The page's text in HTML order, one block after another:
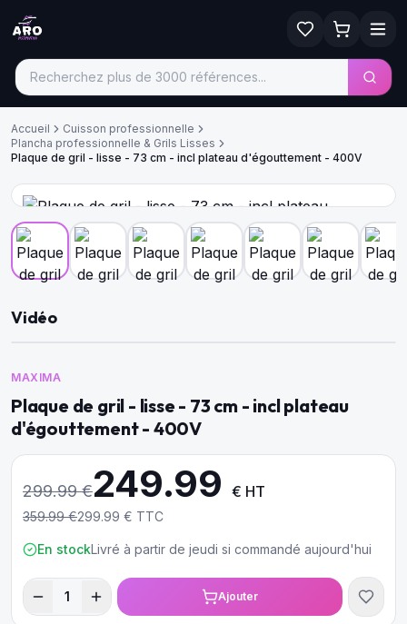
Accueil
Cuisson professionnelle
Plancha professionnelle & Grils Lisses
Plaque de gril - lisse - 73 cm - incl plateau d'égouttement - 400V
Vidéo
MAXIMA
Plaque de gril - lisse - 73 cm - incl plateau
d'égouttement - 400V
299.99€249.99 € HT
359.99€299.99 € TTC
En stockLivré à partir de jeudi si commandé aujourd'hui
1 Ajouter